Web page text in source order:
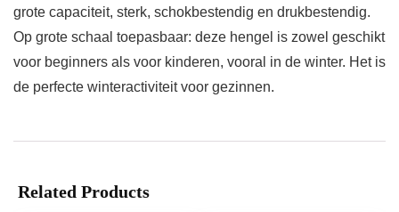
grote capaciteit, sterk, schokbestendig en drukbestendig.
Op grote schaal toepasbaar: deze hengel is zowel geschikt
voor beginners als voor kinderen, vooral in de winter. Het is
de perfecte winteractiviteit voor gezinnen.
Related Products